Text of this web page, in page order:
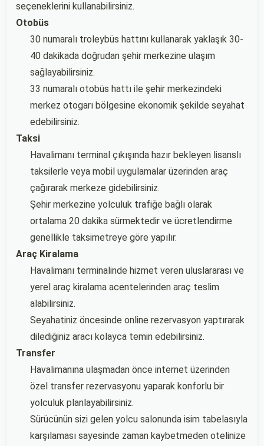
seçeneklerini kullanabilirsiniz.
Otobüs
30 numaralı troleybüs hattını kullanarak yaklaşık 30-
40 dakikada doğrudan şehir merkezine ulaşım
sağlayabilirsiniz.
33 numaralı otobüs hattı ile şehir merkezindeki
merkez otogarı bölgesine ekonomik şekilde seyahat
edebilirsiniz.
Taksi
Havalimanı terminal çıkışında hazır bekleyen lisanslı
taksilerle veya mobil uygulamalar üzerinden araç
çağırarak merkeze gidebilirsiniz.
Şehir merkezine yolculuk trafiğe bağlı olarak
ortalama 20 dakika sürmektedir ve ücretlendirme
genellikle taksimetreye göre yapılır.
Araç Kiralama
Havalimanı terminalinde hizmet veren uluslararası ve
yerel araç kiralama acentelerinden araç teslim
alabilirsiniz.
Seyahatiniz öncesinde online rezervasyon yaptırarak
dilediğiniz aracı kolayca temin edebilirsiniz.
Transfer
Havalimanına ulaşmadan önce internet üzerinden
özel transfer rezervasyonu yaparak konforlu bir
yolculuk planlayabilirsiniz.
Sürücünün sizi gelen yolcu salonunda isim tabelasıyla
karşılaması sayesinde zaman kaybetmeden otelinize